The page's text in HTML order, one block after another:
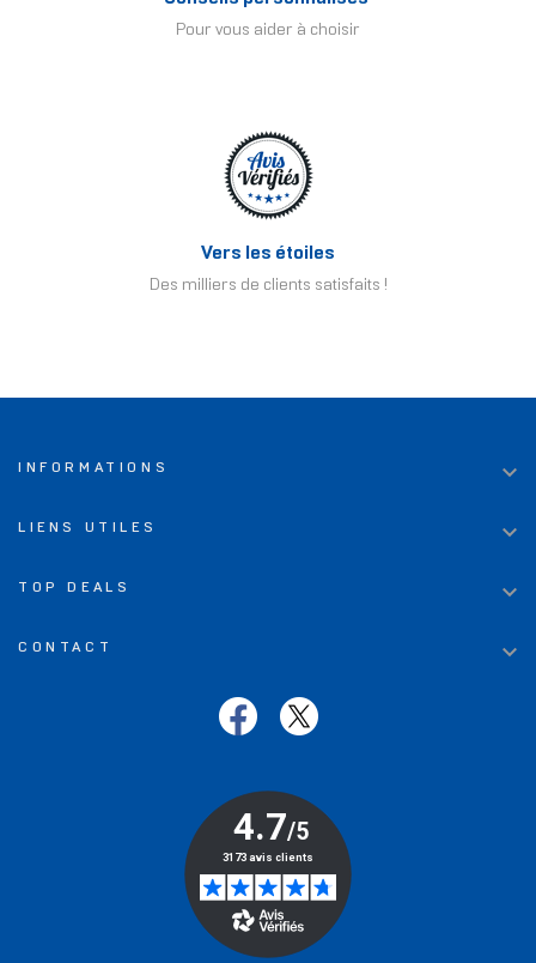
Pour vous aider à choisir
Vers les étoiles
Des milliers de clients satisfaits !
INFORMATIONS 
LIENS UTILES 
TOP DEALS 
CONTACT 